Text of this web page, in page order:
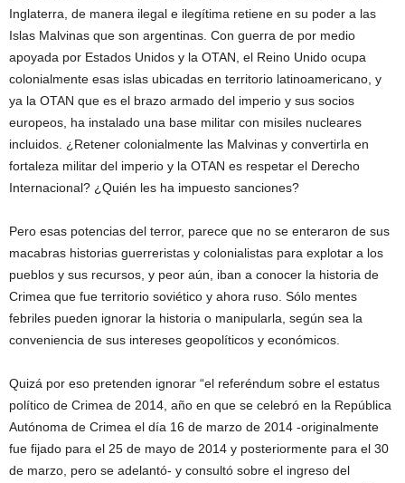
Inglaterra, de manera ilegal e ilegítima retiene en su poder a las
Islas Malvinas que son argentinas. Con guerra de por medio
apoyada por Estados Unidos y la OTAN, el Reino Unido ocupa
colonialmente esas islas ubicadas en territorio latinoamericano, y
ya la OTAN que es el brazo armado del imperio y sus socios
europeos, ha instalado una base militar con misiles nucleares
incluidos. ¿Retener colonialmente las Malvinas y convertirla en
fortaleza militar del imperio y la OTAN es respetar el Derecho
Internacional? ¿Quién les ha impuesto sanciones?
Pero esas potencias del terror, parece que no se enteraron de sus
macabras historias guerreristas y colonialistas para explotar a los
pueblos y sus recursos, y peor aún, iban a conocer la historia de
Crimea que fue territorio soviético y ahora ruso. Sólo mentes
febriles pueden ignorar la historia o manipularla, según sea la
conveniencia de sus intereses geopolíticos y económicos.
Quizá por eso pretenden ignorar “el referéndum sobre el estatus
político de Crimea de 2014, año en que se celebró en la República
Autónoma de Crimea el día 16 de marzo de 2014 -originalmente
fue fijado para el 25 de mayo de 2014 y posteriormente para el 30
de marzo, pero se adelantó- y consultó sobre el ingreso del